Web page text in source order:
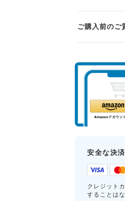
ご購入前のご
安全な決
クレジット
することは